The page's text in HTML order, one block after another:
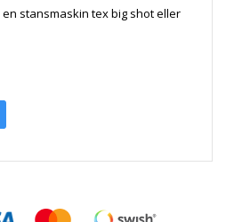
stansmaskin tex big shot eller